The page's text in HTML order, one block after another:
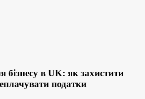
бізнесу в UK: як захистити
податки